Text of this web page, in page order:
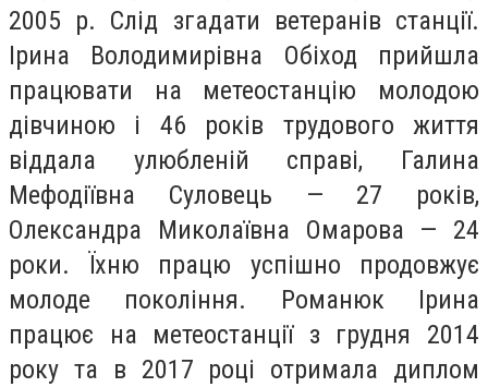
2005 р. Слід згадати ветеранів станції.
Ірина Володимирівна Обіход прийшла
працювати на метеостанцію молодою
дівчиною і 46 років трудового життя
віддала улюбленій справі, Галина
Мефодіївна Суловець — 27 років,
Олександра Миколаївна Омарова — 24
роки. Їхню працю успішно продовжує
молоде покоління. Романюк Ірина
працює на метеостанції з грудня 2014
року та в 2017 році отримала диплом